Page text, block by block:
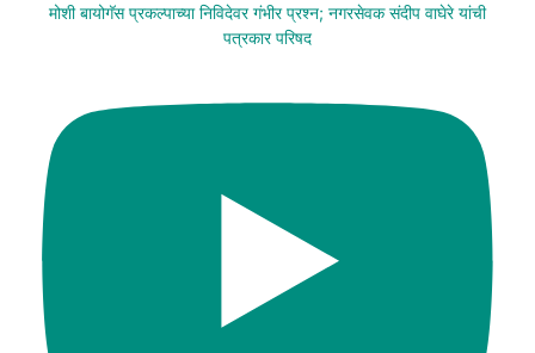
मोशी बायोगॅस प्रकल्पाच्या निविदेवर गंभीर प्रश्न; नगरसेवक संदीप वाघेरे यांची
पत्रकार परिषद